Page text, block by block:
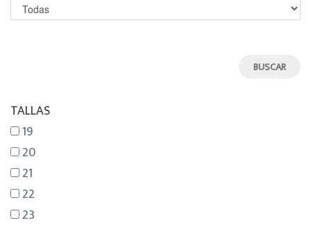
TALLAS
19
20
21
22
23